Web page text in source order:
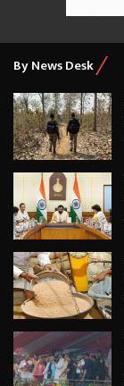
By News Desk